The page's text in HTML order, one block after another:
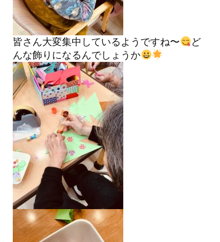
皆さん大変集中しているようですね〜
ど
んな飾りになるんでしょうか